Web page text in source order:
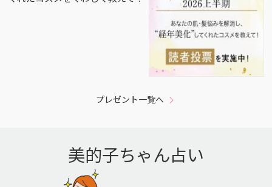
プレゼント一覧へ
美的子ちゃん占い